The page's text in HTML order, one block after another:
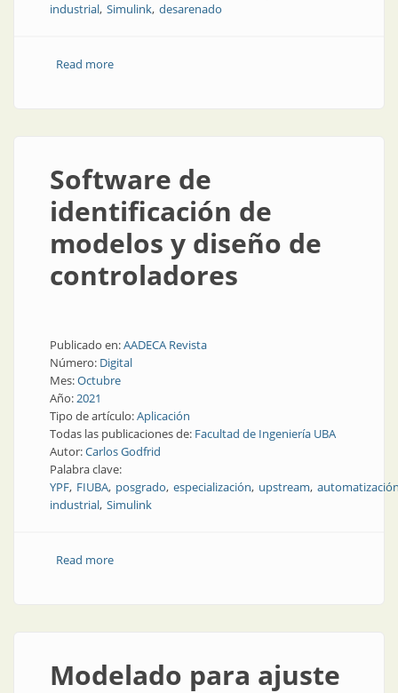
industrial Simulink desarenado
Read moreabout Reducción del riesgo de la maniobra de
Software de
identificación de
modelos y diseño de
controladores
Publicado en:AADECA Revista
Número: Digital
Mes:Octubre
Año:2021
Tipo de artículo:Aplicación
Todas las publicaciones de: Facultad de Ingeniería UBA
Autor:Carlos Godfrid
Palabra clave:
YPF FIUBA posgrado especialización upstream
industrial Simulink
Read moreabout Software de identificación de modelos y diseño
Modelado para ajuste